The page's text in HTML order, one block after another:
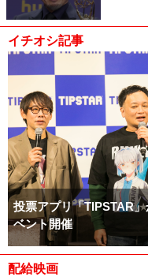
イチオシ記事
投票アプリ「TIPSTAR
ベント開催
配給映画